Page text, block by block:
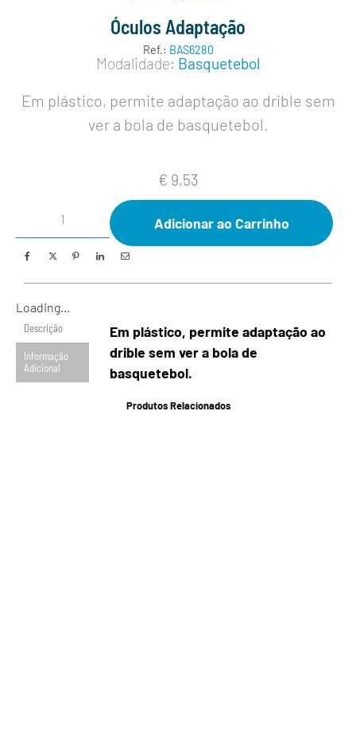
Óculos Adaptação
Ref.: BAS6280
Modalidade: Basquetebol
Em plástico, permite adaptação ao drible sem
ver a bola de basquetebol.
€ 9,53
Adicionar ao Carrinho
Loading...
Descrição
Informação
Adicional
Em plástico, permite adaptação ao
drible sem ver a bola de
basquetebol.
Produtos Relacionados